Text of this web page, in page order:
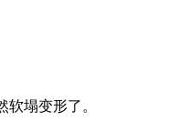
塌变形了。